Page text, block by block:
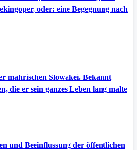
oder: eine Begegnung nach
mährischen Slowakei. Bekannt
die er sein ganzes Leben lang malte
und Beeinflussung der öffentlichen